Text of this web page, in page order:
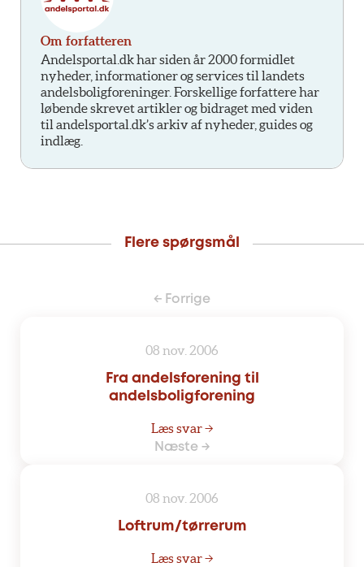
Om forfatteren
Andelsportal.dk har siden år 2000 formidlet
nyheder, informationer og services til landets
andelsboligforeninger. Forskellige forfattere har
løbende skrevet artikler og bidraget med viden
til andelsportal.dk’s arkiv af nyheder, guides og
indlæg.
Flere spørgsmål
← Forrige
08 nov. 2006
Fra andelsforening til
andelsboligforening
Læs svar →
Næste →
08 nov. 2006
Loftrum/tørrerum
Læs svar →